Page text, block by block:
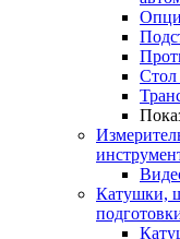
Стол
Катушки,